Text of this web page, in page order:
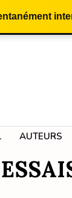
AUTEURS